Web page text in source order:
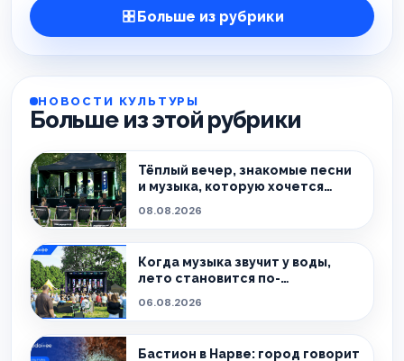
Больше из рубрики
НОВОСТИ КУЛЬТУРЫ
Больше из этой рубрики
Тёплый вечер, знакомые песни
и музыка, которую хочется
08.08.2026
Когда музыка звучит у воды,
лето становится по-
06.08.2026
Бастион в Нарве: город говорит